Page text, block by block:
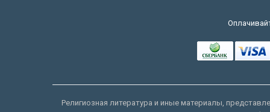
Религиозная литература и иные материалы,